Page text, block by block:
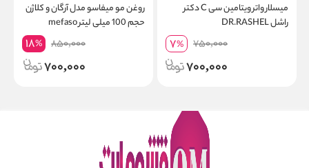
میسلار واتر ویتامین سی C دکتر
راشل DR.RASHEL
750,000
7%
700,000
روغن مو میفاسو مدل آرگان و کلاژن
حجم 100 میلی لیتر mefaso
850,000
18%
700,000